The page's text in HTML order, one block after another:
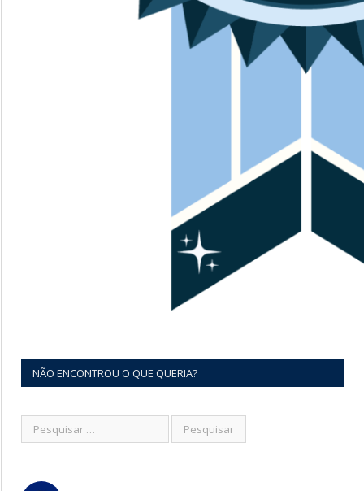
NÃO ENCONTROU O QUE QUERIA?